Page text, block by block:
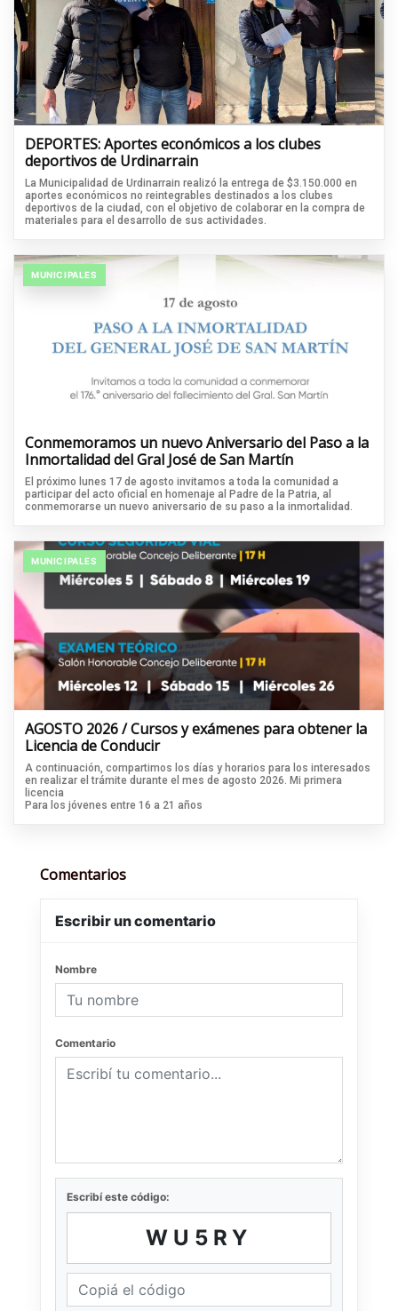
DEPORTES: Aportes económicos a los clubes
deportivos de Urdinarrain
La Municipalidad de Urdinarrain realizó la entrega de $3.150.000 en
aportes económicos no reintegrables destinados a los clubes
deportivos de la ciudad, con el objetivo de colaborar en la compra de
materiales para el desarrollo de sus actividades.
MUNICIPALES
Conmemoramos un nuevo Aniversario del Paso a la
Inmortalidad del Gral José de San Martín
El próximo lunes 17 de agosto invitamos a toda la comunidad a
participar del acto oficial en homenaje al Padre de la Patria, al
conmemorarse un nuevo aniversario de su paso a la inmortalidad.
MUNICIPALES
AGOSTO 2026 / Cursos y exámenes para obtener la
Licencia de Conducir
A continuación, compartimos los días y horarios para los interesados
en realizar el trámite durante el mes de agosto 2026. Mi primera
licencia
Para los jóvenes entre 16 a 21 años
Comentarios
Escribir un comentario
Nombre
Comentario
Escribí este código:
WU5RY